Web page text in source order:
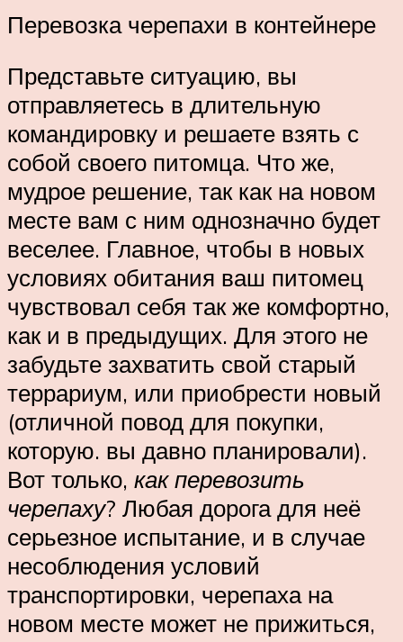
Перевозка черепахи в контейнере
Представьте ситуацию, вы
отправляетесь в длительную
командировку и решаете взять с
собой своего питомца. Что же,
мудрое решение, так как на новом
месте вам с ним однозначно будет
веселее. Главное, чтобы в новых
условиях обитания ваш питомец
чувствовал себя так же комфортно,
как и в предыдущих. Для этого не
забудьте захватить свой старый
террариум, или приобрести новый
(отличной повод для покупки,
которую. вы давно планировали).
Вот только, как перевозить
черепаху? Любая дорога для неё
серьезное испытание, и в случае
несоблюдения условий
транспортировки, черепаха на
новом месте может не прижиться,